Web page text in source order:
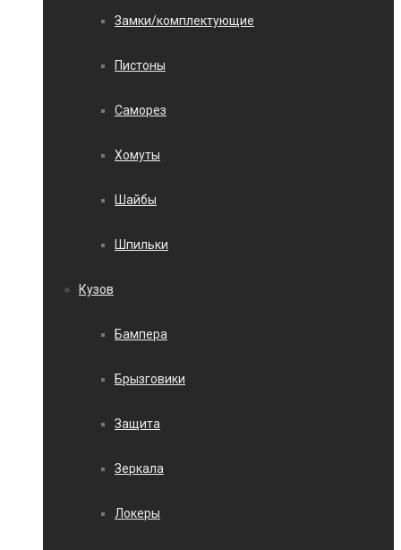
Замки/комплектующие
Пистоны
Саморез
Хомуты
Шайбы
Шпильки
Кузов
Бампера
Брызговики
Защита
Зеркала
Локеры